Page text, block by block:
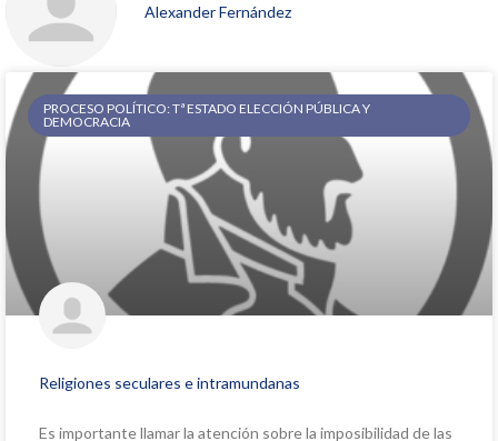
Alexander Fernández
PROCESO POLÍTICO: Tª ESTADO ELECCIÓN PÚBLICA Y
DEMOCRACIA
Religiones seculares e intramundanas
Es importante llamar la atención sobre la imposibilidad de las